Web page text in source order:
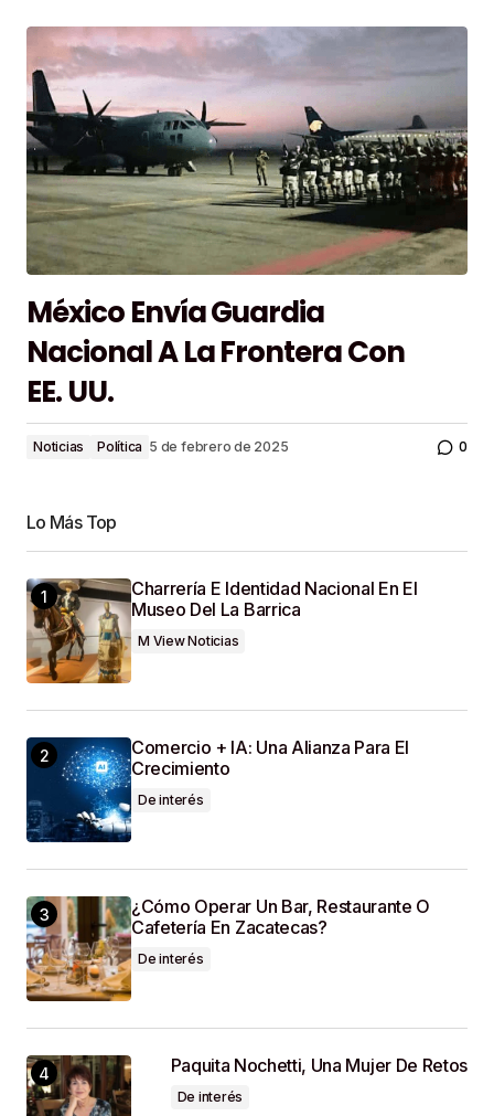
México Envía Guardia
Nacional A La Frontera Con
EE. UU.
Noticias Política 5 de febrero de 2025 0
Lo Más Top
Charrería E Identidad Nacional En El
Museo Del La Barrica
M View Noticias
Comercio + IA: Una Alianza Para El
Crecimiento
De interés
¿Cómo Operar Un Bar, Restaurante O
Cafetería En Zacatecas?
De interés
Paquita Nochetti, Una Mujer De Retos
De interés